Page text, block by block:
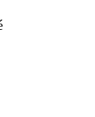
na